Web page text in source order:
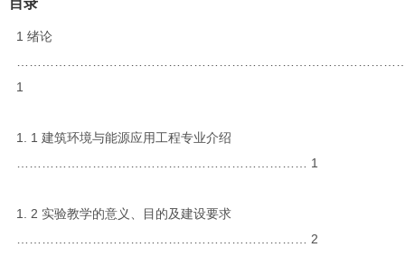
1 绪论
1
1. 1 建筑环境与能源应用工程专业介绍
…………………………………………………………… 1
1. 2 实验教学的意义、目的及建设要求
…………………………………………………………… 2